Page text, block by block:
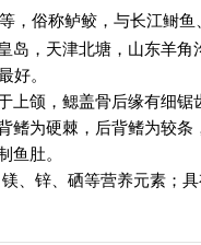
俗称鲈鲛，与长江鲥鱼
岛，天津北塘，山东羊
好。
上颌，鳃盖骨后缘有细
鳍为硬棘，后背鳍为较
鱼肚。
、锌、硒等营养元素；